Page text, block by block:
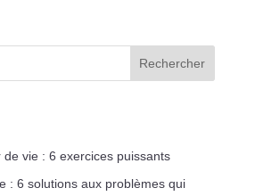
Rechercher
vie : 6 exercices puissants
: 6 solutions aux problèmes qui